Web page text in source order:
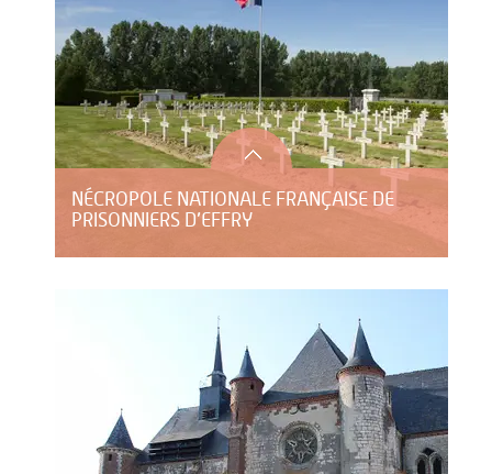
NÉCROPOLE NATIONALE FRANÇAISE DE
PRISONNIERS D’EFFRY